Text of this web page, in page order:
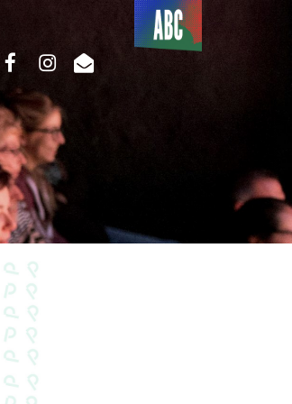
Du côté
de l’ABC
facebookinstagram
email